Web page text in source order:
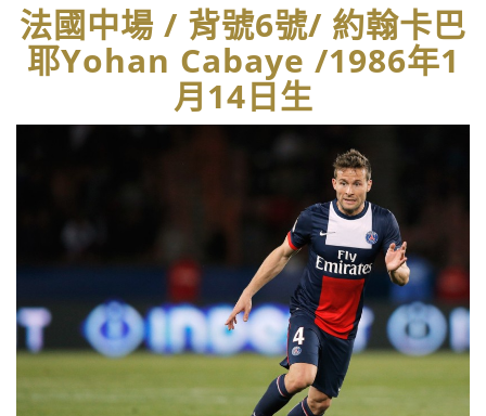
法國中場 / 背號6號/ 約翰卡巴
耶Yohan Cabaye /1986年1
月14日生